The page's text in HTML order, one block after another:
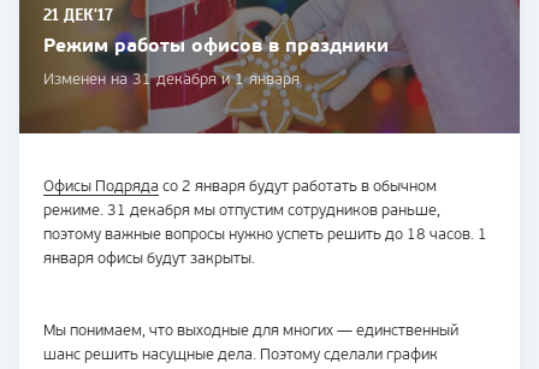
21 ДЕК'17
Режим работы офисов в праздники
Изменен на 31 декабря и 1 января
Офисы Подряда со 2 января будут работать в обычном
режиме. 31 декабря мы отпустим сотрудников раньше,
поэтому важные вопросы нужно успеть решить до 18 часов. 1
января офисы будут закрыты.
Мы понимаем, что выходные для многих — единственный
шанс решить насущные дела. Поэтому сделали график